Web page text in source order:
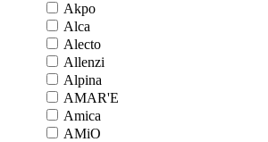
Akpo
Alca
Alecto
Allenzi
Alpina
AMAR'E
Amica
AMiO